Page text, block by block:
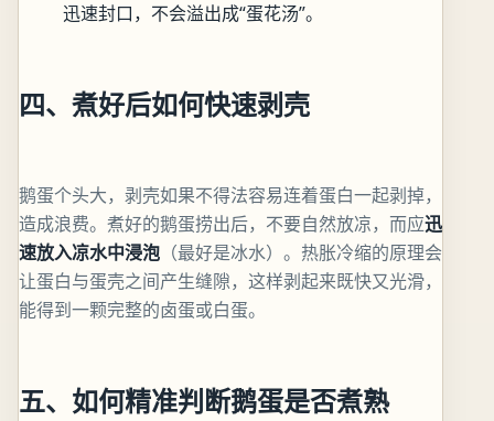
迅速封口，不会溢出成“蛋花汤”。
四、煮好后如何快速剥壳
鹅蛋个头大，剥壳如果不得法容易连着蛋白一起剥掉，
造成浪费。煮好的鹅蛋捞出后，不要自然放凉，而应迅
速放入凉水中浸泡 （最好是冰水）。热胀冷缩的原理会
让蛋白与蛋壳之间产生缝隙，这样剥起来既快又光滑，
能得到一颗完整的卤蛋或白蛋。
五、如何精准判断鹅蛋是否煮熟